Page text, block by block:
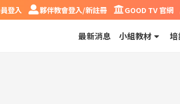
入
登入 夥伴教會登入/新註冊
夥伴教會登入/新註冊 GOOD TV 官網
GOOD TV 官網
最新消息 小組教材